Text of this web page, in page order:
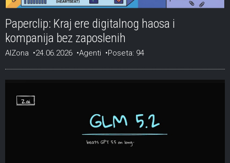
Paperclip: Kraj ere digitalnog haosa i
kompanija bez zaposlenih
AIZona 24.06.2026 Agenti Poseta: 94